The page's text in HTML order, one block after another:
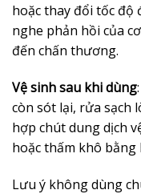
hoặc thay đổi tốc độ
nghe phản hồi của
đến chấn thương.
Vệ sinh sau khi dùng
còn sót lại, rửa sạch
hợp chút dung dịch
hoặc thấm khô bằng
Lưu ý không dùng